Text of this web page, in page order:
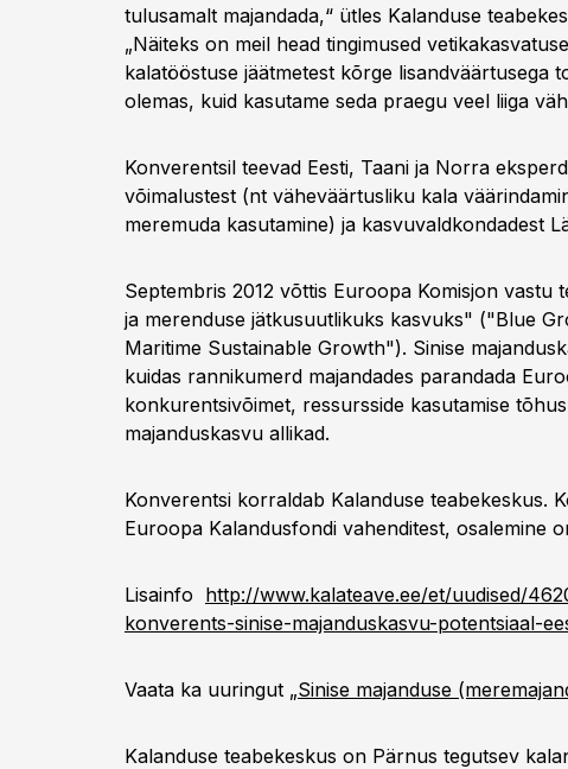
tulusamalt majandada,“ ütles Kalanduse
„Näiteks on meil head tingimused
kalatööstuse jäätmetest kõrge lisandväärtusega
olemas, kuid kasutame seda praegu veel liiga
Konverentsil teevad Eesti, Taani ja Norra
võimalustest (nt väheväärtusliku kala
meremuda kasutamine) ja kasvuvaldkondadest
Septembris 2012 võttis Euroopa Komisjon vastu
ja merenduse jätkusuutlikuks kasvuks" ("Blue
Maritime Sustainable Growth"). Sinise
kuidas rannikumerd majandades parandada
konkurentsivõimet, ressursside kasutamise
majanduskasvu allikad.
Konverentsi korraldab Kalanduse teabekeskus.
Euroopa Kalandusfondi vahenditest, osalemine
Lisainfo http://www.kalateave.ee/et/uudised/
konverents-sinise-majanduskasvu-potentsiaal-
Vaata ka uuringut „Sinise majanduse
Kalanduse teabekeskus on Pärnus tegutsev